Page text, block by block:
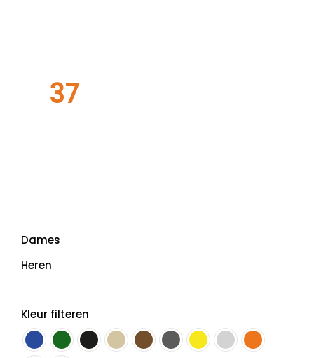
37
Dames
Heren
Kleur filteren